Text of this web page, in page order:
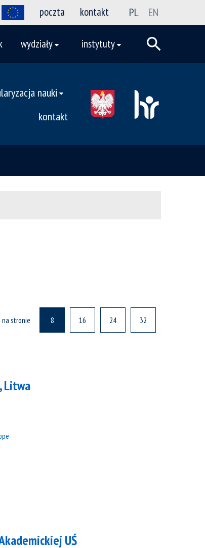
poczta kontakt PL EN
wydziały instytuty
nauki
kontakt
stronie 8 16 24 32
Litwa
UŚ